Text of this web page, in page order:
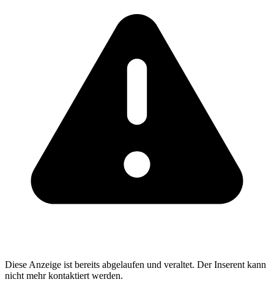
Diese Anzeige ist bereits abgelaufen und veraltet. Der Inserent kann
nicht mehr kontaktiert werden.